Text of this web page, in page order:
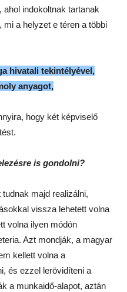
indokoltnak tartanak
a helyzet e téren a többi
hivatali tekintélyével,
anyagot,
hogy két képviselő
is gondolni?
majd realizálni,
vissza lehetett volna
volna ilyen módón
Azt mondják, a magyar
kellett volna a
és ezzel lerövidíteni a
a munkaidő-alapot, aztán